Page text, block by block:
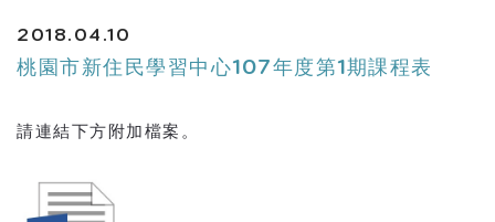
2018.04.10
桃園市新住民學習中心107年度第1期課程表
請連結下方附加檔案。